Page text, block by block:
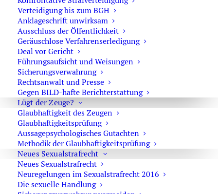
Verteidigung bis zum BGH
Anklageschrift unwirksam
Ausschluss der Öffentlichkeit
Geräuschlose Verfahrenserledigung
Deal vor Gericht
Führungsaufsicht und Weisungen
Sicherungsverwahrung
Rechtsanwalt und Presse
Gegen BILD-hafte Berichterstattung
Lügt der Zeuge?
Glaubhaftigkeit des Zeugen
Glaubhaftigkeitsprüfung
Aussagepsychologisches Gutachten
Methodik der Glaubhaftigkeitsprüfung
Neues Sexualstrafrecht
Neues Sexualstrafrecht
Neuregelungen im Sexualstrafrecht 2016
Die sexuelle Handlung
Strafverteidiger-Notruf (z. B. bei
Festnahme oder
Hausdurchsuchungen):
0171 65 43 669
Sie erreichen die Anwaltskanzlei an den
Wochentagen über das Sekretariat.
Die Sekretärinnen sind zur Verschwiegenheit
verpflichtet. Erforderliche Erstinformationen
können Sie ihnen anvertrauen.